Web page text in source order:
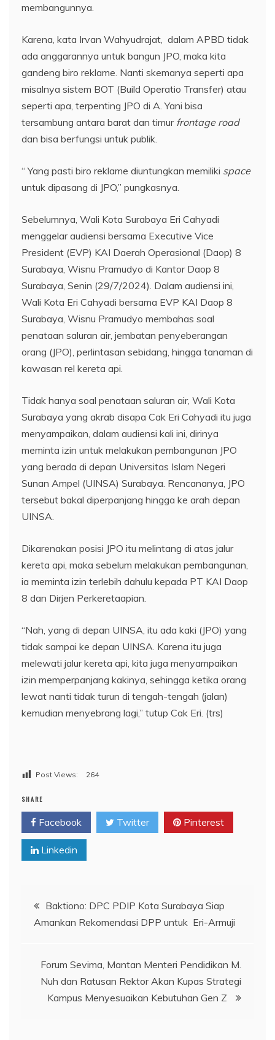
membangunnya.
Karena, kata Irvan Wahyudrajat, dalam APBD tidak
ada anggarannya untuk bangun JPO, maka kita
gandeng biro reklame. Nanti skemanya seperti apa
misalnya sistem BOT (Build Operatio Transfer) atau
seperti apa, terpenting JPO di A. Yani bisa
tersambung antara barat dan timur frontage road
dan bisa berfungsi untuk publik.
“ Yang pasti biro reklame diuntungkan memiliki space
untuk dipasang di JPO,” pungkasnya.
Sebelumnya, Wali Kota Surabaya Eri Cahyadi
menggelar audiensi bersama Executive Vice
President (EVP) KAI Daerah Operasional (Daop) 8
Surabaya, Wisnu Pramudyo di Kantor Daop 8
Surabaya, Senin (29/7/2024). Dalam audiensi ini,
Wali Kota Eri Cahyadi bersama EVP KAI Daop 8
Surabaya, Wisnu Pramudyo membahas soal
penataan saluran air, jembatan penyeberangan
orang (JPO), perlintasan sebidang, hingga tanaman di
kawasan rel kereta api.
Tidak hanya soal penataan saluran air, Wali Kota
Surabaya yang akrab disapa Cak Eri Cahyadi itu juga
menyampaikan, dalam audiensi kali ini, dirinya
meminta izin untuk melakukan pembangunan JPO
yang berada di depan Universitas Islam Negeri
Sunan Ampel (UINSA) Surabaya. Rencananya, JPO
tersebut bakal diperpanjang hingga ke arah depan
UINSA.
Dikarenakan posisi JPO itu melintang di atas jalur
kereta api, maka sebelum melakukan pembangunan,
ia meminta izin terlebih dahulu kepada PT KAI Daop
8 dan Dirjen Perkeretaapian.
“Nah, yang di depan UINSA, itu ada kaki (JPO) yang
tidak sampai ke depan UINSA. Karena itu juga
melewati jalur kereta api, kita juga menyampaikan
izin memperpanjang kakinya, sehingga ketika orang
lewat nanti tidak turun di tengah-tengah (jalan)
kemudian menyebrang lagi,” tutup Cak Eri. (trs)
Post Views: 264
SHARE
Facebook Twitter Pinterest
Linkedin
Navigasi
pos
Baktiono: DPC PDIP Kota Surabaya Siap
Amankan Rekomendasi DPP untuk Eri-Armuji
Forum Sevima, Mantan Menteri Pendidikan M.
Nuh dan Ratusan Rektor Akan Kupas Strategi
Kampus Menyesuaikan Kebutuhan Gen Z